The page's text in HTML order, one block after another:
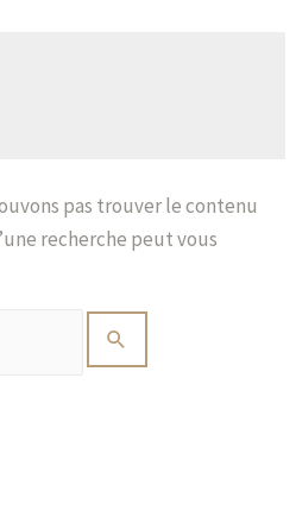
pas trouver le contenu
recherche peut vous